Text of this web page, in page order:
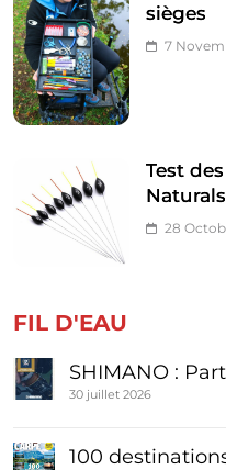
sièges
7
Test
28
FIL D'EAU
SHIMANO :
30 juillet 2026
100